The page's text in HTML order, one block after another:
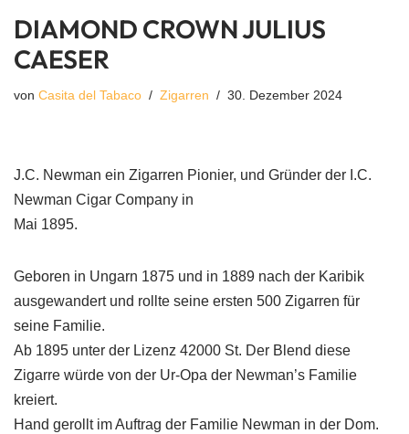
DIAMOND CROWN JULIUS
CAESER
von Casita del Tabaco Zigarren 30. Dezember 2024
J.C. Newman ein Zigarren Pionier, und Gründer der I.C.
Newman Cigar Company in
Mai 1895.
Geboren in Ungarn 1875 und in 1889 nach der Karibik
ausgewandert und rollte seine ersten 500 Zigarren für
seine Familie.
Ab 1895 unter der Lizenz 42000 St. Der Blend diese
Zigarre würde von der Ur-Opa der Newman’s Familie
kreiert.
Hand gerollt im Auftrag der Familie Newman in der Dom.